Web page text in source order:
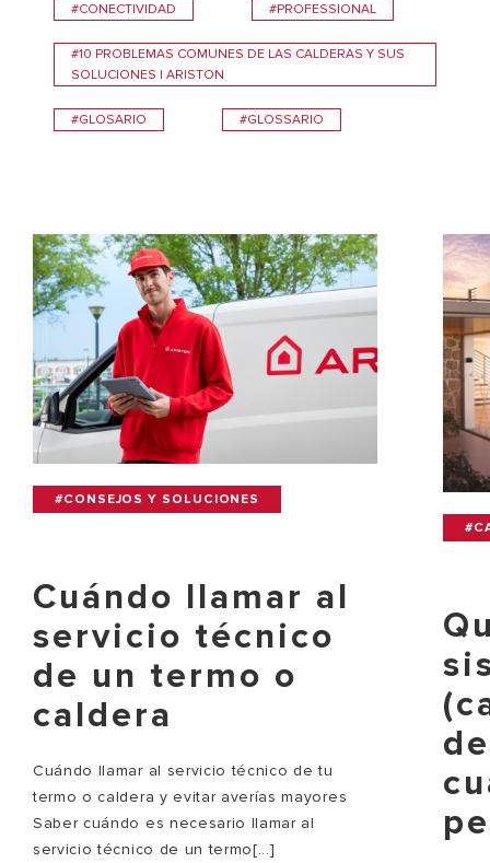
#CONECTIVIDAD #PROFESSIONAL
#10 PROBLEMAS COMUNES DE LAS CALDERAS Y SUS
SOLUCIONES | ARISTON
#GLOSARIO #GLOSSARIO
#CONSEJOS Y SOLUCIONES
Cuándo llamar al
servicio técnico
de un termo o
caldera
Cuándo llamar al servicio técnico de tu
termo o caldera y evitar averías mayores
Saber cuándo es necesario llamar al
servicio técnico de un termo[...]